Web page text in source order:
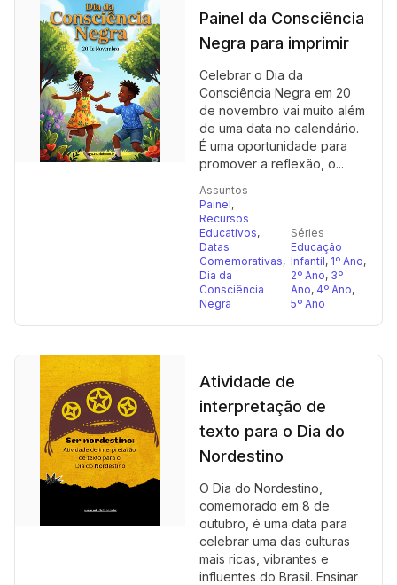
Painel da Consciência
Negra para imprimir
Celebrar o Dia da
Consciência Negra em 20
de novembro vai muito além
de uma data no calendário.
É uma oportunidade para
promover a reflexão, o...
Assuntos
Painel,
Recursos
Educativos,
Datas
Comemorativas,
Dia da
Consciência
Negra
Séries
Educação
Infantil, 1º Ano,
2º Ano, 3º
Ano, 4º Ano,
5º Ano
Atividade de
interpretação de
texto para o Dia do
Nordestino
O Dia do Nordestino,
comemorado em 8 de
outubro, é uma data para
celebrar uma das culturas
mais ricas, vibrantes e
influentes do Brasil. Ensinar